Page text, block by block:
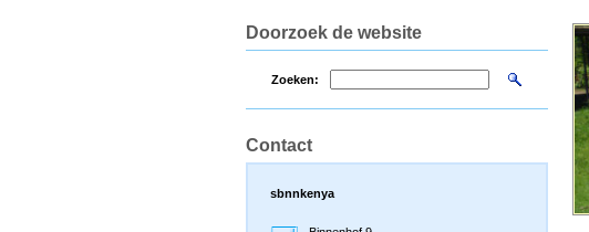
Doorzoek de website
Zoeken:
Contact
sbnnkenya